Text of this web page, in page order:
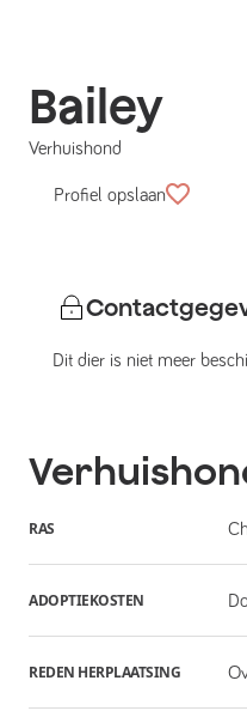
Bailey
Verhuishond
Profiel opslaan
Dit dier is niet meer
RAS
ADOPTIEKOSTEN
REDEN HERPLAATSING